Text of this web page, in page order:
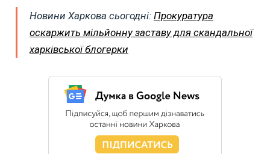
Новини Харкова сьогодні: Прокуратура
оскаржить мільйонну заставу для скандальної
харківської блогерки